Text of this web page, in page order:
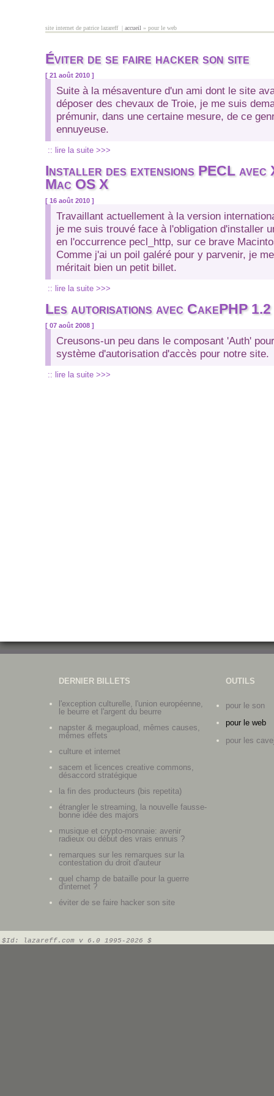
site internet de patrice lazareff |
vous êtes ici
accueil » pour le web
Éviter de se faire hacker son site
[ 21 août 2010 ]
Suite à la mésaventure d'un ami dont le site
déposer des chevaux de Troie, je me suis
prémunir, dans une certaine mesure, de ce
ennuyeuse.
:: lire la suite >>>
Installer des extensions PECL avec
Mac OS X
[ 16 août 2010 ]
Travaillant actuellement à la version
je me suis trouvé face à l'obligation d'installer
en l'occurrence pecl_http, sur ce brave
Comme j'ai un poil galéré pour y parvenir, je
méritait bien un petit billet.
:: lire la suite >>>
Les autorisations avec CakePHP 1.2
[ 07 août 2008 ]
Creusons-un peu dans le composant 'Auth'
système d'autorisation d'accès pour notre site.
:: lire la suite >>>
DERNIER BILLETS
l'exception culturelle, l'union européenne,
le beurre et l'argent du beurre
napster & megaupload, mêmes causes,
mêmes effets
culture et internet
sacem et licences creative commons,
désaccord stratégique
la fin des producteurs (bis repetita)
étrangler le streaming, la nouvelle fausse-
bonne idée des majors
musique et crypto-monnaie: avenir
radieux ou début des vrais ennuis ?
remarques sur les remarques sur la
contestation du droit d'auteur
quel champ de bataille pour la guerre
d'internet ?
éviter de se faire hacker son site
OUTILS
pour le son
pour le web
pour les
$Id: lazareff.com v 6.0 1995-2026 $